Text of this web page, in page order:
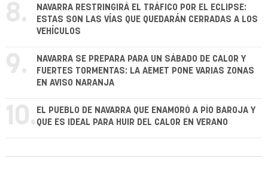
8.
NAVARRA RESTRINGIRÁ EL TRÁFICO POR EL ECLIPSE:
ESTAS SON LAS VÍAS QUE QUEDARÁN CERRADAS A LOS
VEHÍCULOS
9.
NAVARRA SE PREPARA PARA UN SÁBADO DE CALOR Y
FUERTES TORMENTAS: LA AEMET PONE VARIAS ZONAS
EN AVISO NARANJA
10. EL PUEBLO DE NAVARRA QUE ENAMORÓ A PÍO BAROJA Y
QUE ES IDEAL PARA HUIR DEL CALOR EN VERANO